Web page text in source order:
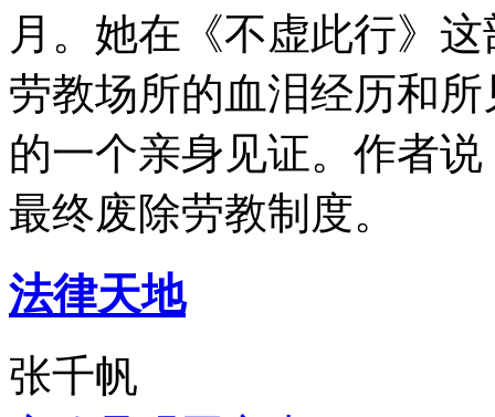
月。她在《不虚此行》
劳教场所的血泪经历和
的一个亲身见证。作者
最终废除劳教制度。
法律天地
张千帆